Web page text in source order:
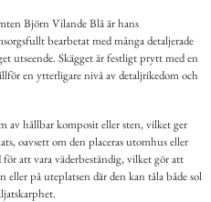
Björn Vilande Blå är hans
bearbetat med många detaljerade
utseende. Skägget är festligt prytt med en
en ytterligare nivå av detaljrikedom och
av hållbar komposit eller sten, vilket ger
oavsett om den placeras utomhus eller
att vara väderbeständig, vilket gör att
eller på uteplatsen där den kan tåla både sol